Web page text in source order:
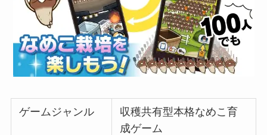
ゲームジャンル
収穫共有型本格なめこ育
成ゲーム